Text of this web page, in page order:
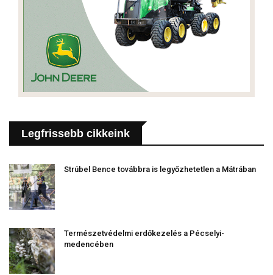
Legfrissebb cikkeink
Strúbel Bence továbbra is legyőzhetetlen a Mátrában
Természetvédelmi erdőkezelés a Pécselyi-
medencében